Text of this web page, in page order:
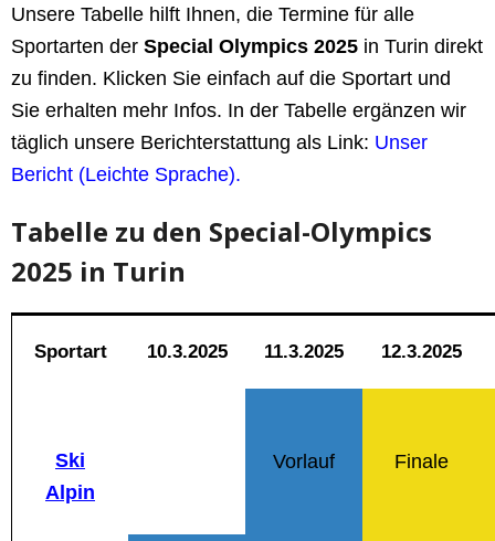
Unsere Tabelle hilft Ihnen, die Termine für alle
Sportarten der Special Olympics 2025 in Turin direkt
zu finden. Klicken Sie einfach auf die Sportart und
Sie erhalten mehr Infos. In der Tabelle ergänzen wir
täglich unsere Berichterstattung als Link: Unser
Bericht (Leichte Sprache).
Tabelle zu den Special-Olympics
2025 in Turin
Sportart 10.3.2025 11.3.2025 12.3.2025
Ski
Alpin
Vorlauf Finale